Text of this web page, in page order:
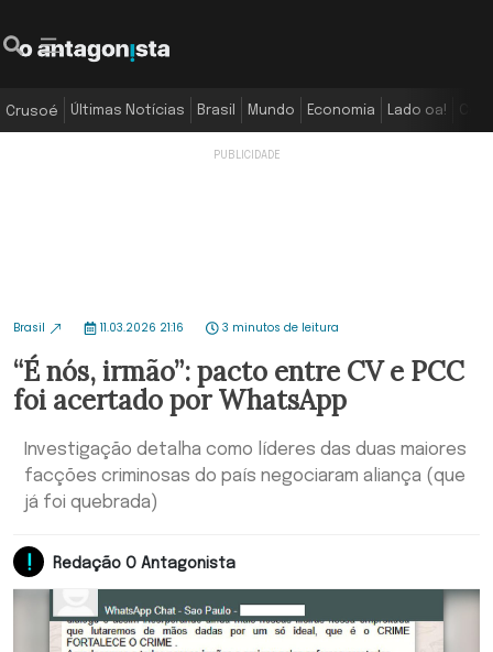
Crusoé Últimas Notícias Brasil Mundo Economia Lado oa!
Brasil 11.03.2026 21:16 3 minutos de leitura
“É nós, irmão”: pacto entre CV e PCC
foi acertado por WhatsApp
Investigação detalha como líderes das duas maiores
facções criminosas do país negociaram aliança (que
já foi quebrada)
Redação O Antagonista